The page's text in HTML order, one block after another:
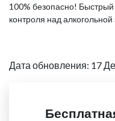
100% безопасно!
контроля над
Дата обновления: 17